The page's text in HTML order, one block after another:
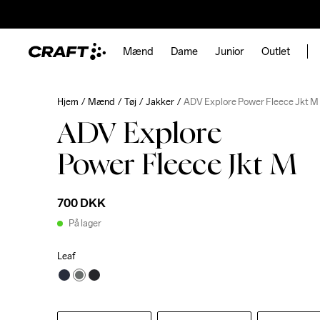
Mænd Dame Junior Outlet
Hjem Mænd Tøj Jakker ADV Explore Power Fleece Jkt M
ADV Explore
Power Fleece Jkt M
700 DKK
På lager
Leaf